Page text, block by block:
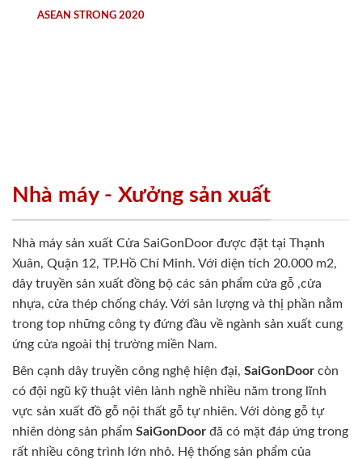
ASEAN STRONG 2020
Nhà máy - Xưởng sản xuất
Nhà máy sản xuất Cửa SaiGonDoor được đặt tại Thạnh
Xuân, Quận 12, TP.Hồ Chí Minh. Với diện tích 20.000 m2,
dây truyền sản xuất đồng bộ các sản phẩm cửa gỗ ,cửa
nhựa, cửa thép chống cháy. Với sản lượng và thị phần nằm
trong top những công ty đứng đầu về ngành sản xuất cung
ứng cửa ngoài thị trường miền Nam.
Bên cạnh dây truyền công nghệ hiện đại, SaiGonDoor còn
có đội ngũ kỹ thuật viên lành nghề nhiều năm trong lĩnh
vực sản xuất đồ gỗ nội thất gỗ tự nhiên. Với dòng gỗ tự
nhiên dòng sản phẩm SaiGonDoor đã có mặt đáp ứng trong
rất nhiều công trình lớn nhỏ. Hệ thống sản phẩm của